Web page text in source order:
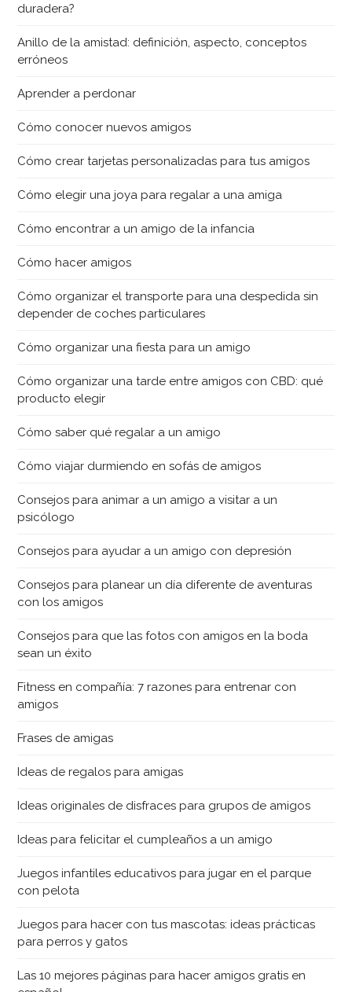
duradera?
Anillo de la amistad: definición, aspecto, conceptos
erróneos
Aprender a perdonar
Cómo conocer nuevos amigos
Cómo crear tarjetas personalizadas para tus amigos
Cómo elegir una joya para regalar a una amiga
Cómo encontrar a un amigo de la infancia
Cómo hacer amigos
Cómo organizar el transporte para una despedida sin
depender de coches particulares
Cómo organizar una fiesta para un amigo
Cómo organizar una tarde entre amigos con CBD: qué
producto elegir
Cómo saber qué regalar a un amigo
Cómo viajar durmiendo en sofás de amigos
Consejos para animar a un amigo a visitar a un
psicólogo
Consejos para ayudar a un amigo con depresión
Consejos para planear un día diferente de aventuras
con los amigos
Consejos para que las fotos con amigos en la boda
sean un éxito
Fitness en compañía: 7 razones para entrenar con
amigos
Frases de amigas
Ideas de regalos para amigas
Ideas originales de disfraces para grupos de amigos
Ideas para felicitar el cumpleaños a un amigo
Juegos infantiles educativos para jugar en el parque
con pelota
Juegos para hacer con tus mascotas: ideas prácticas
para perros y gatos
Las 10 mejores páginas para hacer amigos gratis en